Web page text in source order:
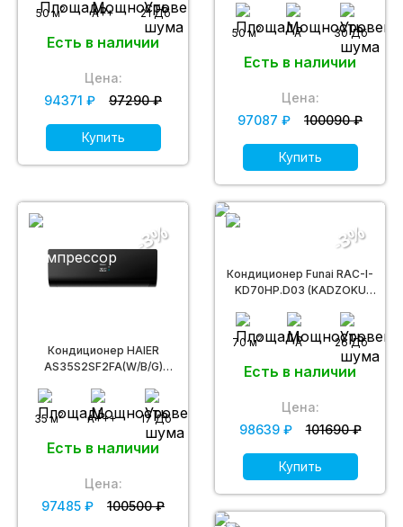
50 м2 A++ 21 Дб
Есть в наличии
Цена:
94371 ₽
97290 ₽
Купить
50 м2 A 30 Дб
Есть в наличии
Цена:
97087 ₽
100090 ₽
Купить
Кондиционер HAIER
AS35S2SF2FA(W/B/G)
Invertor)
35 м2 A+++ 17 Дб
Есть в наличии
-3%
Цена:
97485 ₽
100500 ₽
Кондиционер Funai RAC-I-
KD70HP.D03 (KADZOKU
70 м2 A 26 Дб
Есть в наличии
-3%
Цена:
98639 ₽
101690 ₽
Купить